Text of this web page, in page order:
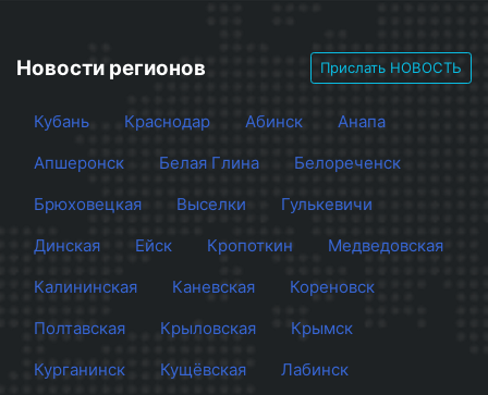
Новости регионов Прислать НОВОСТЬ
Кубань Краснодар Абинск
Анапа
Апшеронск
Белая Глина
Белореченск
Брюховецкая
Выселки
Гулькевичи
Динская
Ейск Кропоткин
Медведовская
Калининская
Каневская
Кореновск
Полтавская
Крыловская
Крымск
Курганинск
Кущёвская
Лабинск